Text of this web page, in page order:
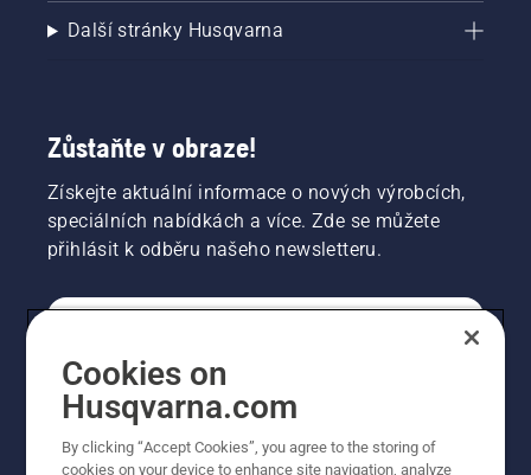
Další stránky Husqvarna
Zůstaňte v obraze!
Získejte aktuální informace o nových výrobcích,
speciálních nabídkách a více. Zde se můžete
přihlásit k odběru našeho newsletteru.
PROFESIONÁLNÍ
Cookies on
Husqvarna.com
By clicking “Accept Cookies”, you agree to the storing of
cookies on your device to enhance site navigation, analyze